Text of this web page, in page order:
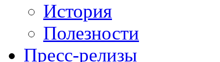
История
Полезности
Пресс-релизы